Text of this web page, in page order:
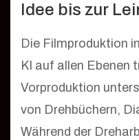
Idee bis zur
Die Filmproduktion
KI auf allen Ebenen
Vorproduktion
von Drehbüchern,
Während der